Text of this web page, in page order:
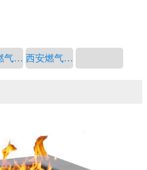
陕西燃气壁炉 西安燃气壁炉